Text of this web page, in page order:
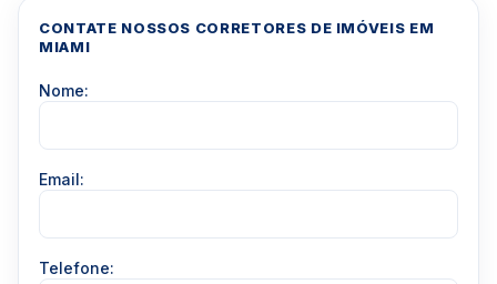
CONTATE NOSSOS CORRETORES DE IMÓVEIS EM
MIAMI
Nome:
Email:
Telefone: